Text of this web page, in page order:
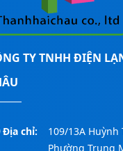
TY TNHH ĐIỆN
Địa chỉ:
109/13A Huỳnh
Phường Trung